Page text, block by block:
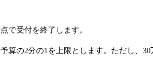
で受付を終了します。
算の2分の1を上限とします。ただし、